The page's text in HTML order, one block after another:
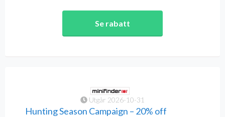
Se rabatt
Utgår 2026-10-31
Hunting Season Campaign – 20% off